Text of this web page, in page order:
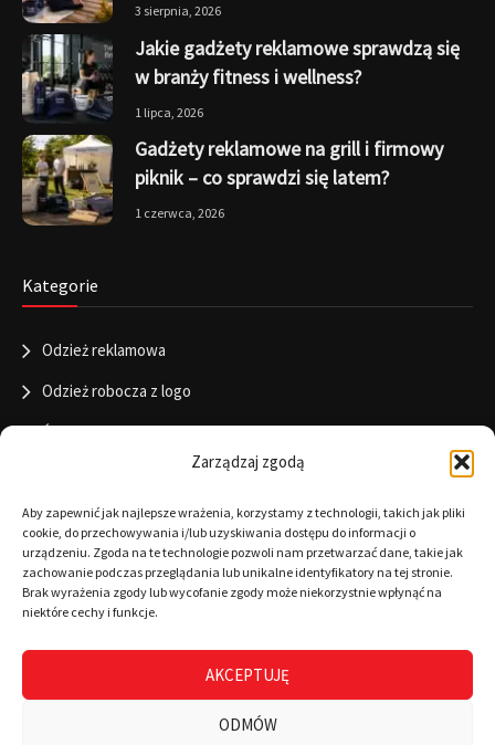
Zarządzaj zgodą
Aby zapewnić jak najlepsze wrażenia, korzystamy z technologii, takich jak pliki
cookie, do przechowywania i/lub uzyskiwania dostępu do informacji o
urządzeniu. Zgoda na te technologie pozwoli nam przetwarzać dane, takie jak
zachowanie podczas przeglądania lub unikalne identyfikatory na tej stronie.
Brak wyrażenia zgody lub wycofanie zgody może niekorzystnie wpłynąć na
niektóre cechy i funkcje.
AKCEPTUJĘ
ODMÓW
3 sierpnia, 2026
Jakie gadżety reklamowe sprawdzą się
w branży fitness i wellness?
1 lipca, 2026
Gadżety reklamowe na grill i firmowy
piknik – co sprawdzi się latem?
1 czerwca, 2026
Kategorie
Odzież reklamowa
Odzież robocza z logo
Święta
Informacje
RODO
Polityka cookies
Warunki płatności